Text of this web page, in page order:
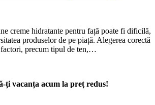
creme hidratante pentru față poate fi dificilă,
produselor de pe piață. Alegerea corectă
precum tipul de ten,…
ți vacanța acum la preț redus!